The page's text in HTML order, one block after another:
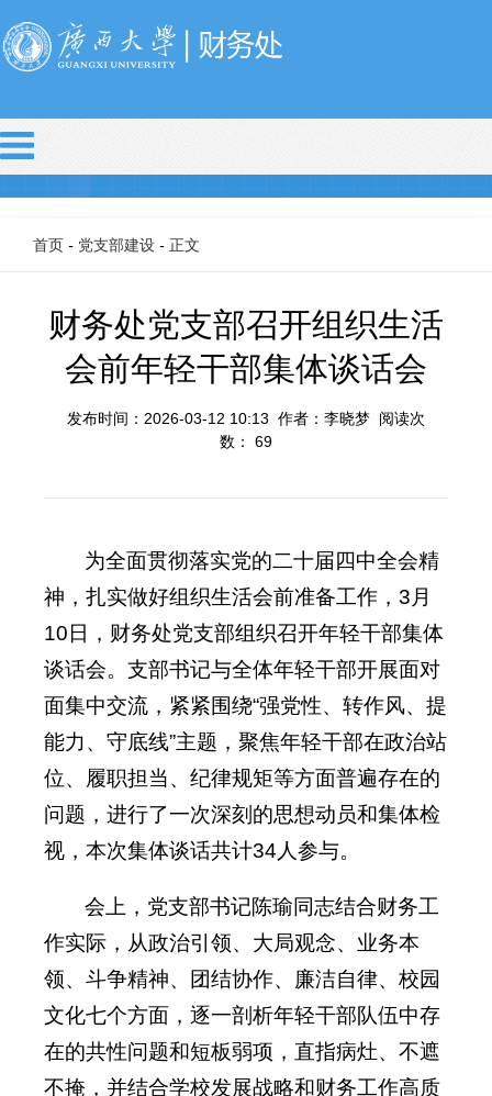
首页 - 党支部建设 - 正文
财务处党支部召开组织生活
会前年轻干部集体谈话会
发布时间：2026-03-12 10:13 作者：李晓梦 阅读次
数：
69
为全面贯彻落实党的二十届四中全会精
神，扎实做好组织生活会前准备工作，3月
10日，财务处党支部组织召开年轻干部集体
谈话会。支部书记与全体年轻干部开展面对
面集中交流，紧紧围绕“强党性、转作风、提
能力、守底线”主题，聚焦年轻干部在政治站
位、履职担当、纪律规矩等方面普遍存在的
问题，进行了一次深刻的思想动员和集体检
视，本次集体谈话共计34人参与。
会上，党支部书记陈瑜同志结合财务工
作实际，从政治引领、大局观念、业务本
领、斗争精神、团结协作、廉洁自律、校园
文化七个方面，逐一剖析年轻干部队伍中存
在的共性问题和短板弱项，直指病灶、不遮
不掩，并结合学校发展战略和财务工作高质